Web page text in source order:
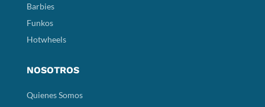
Barbies
Funkos
Hotwheels
NOSOTROS
Quienes Somos